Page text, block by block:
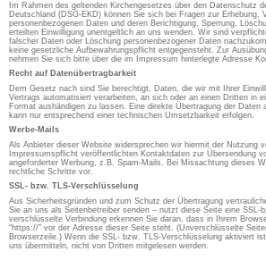
Im Rahmen des geltenden Kirchengesetzes über den Datenschutz
Deutschland (DSG-EKD) können Sie sich bei Fragen zur Erhebung,
personenbezogenen Daten und deren Berichtigung, Sperrung,
erteilten Einwilligung unentgeltlich an uns wenden. Wir sind
falscher Daten oder Löschung personenbezogener Daten
keine gesetzliche Aufbewahrungspflicht entgegensteht. Zur
nehmen Sie sich bitte über die im Impressum hinterlegte Adresse
Recht auf Datenübertragbarkeit
Dem Gesetz nach sind Sie berechtigt, Daten, die wir mit Ihrer
Vertrags automatisiert verarbeiten, an sich oder an einen Dritten in
Format aushändigen zu lassen. Eine direkte Übertragung der Daten
kann nur entsprechend einer technischen Umsetzbarkeit erfolgen.
Werbe-Mails
Als Anbieter dieser Website widersprechen wir hiermit der Nutzung
Impressumspflicht veröffentlichten Kontaktdaten zur Übersendung
angeforderter Werbung, z.B. Spam-Mails. Bei Missachtung dieses
rechtliche Schritte vor.
SSL- bzw. TLS-Verschlüsselung
Aus Sicherheitsgründen und zum Schutz der Übertragung
Sie an uns als Seitenbetreiber senden – nutzt diese Seite eine SSL-
verschlüsselte Verbindung erkennen Sie daran, dass in Ihrem
“https://” vor der Adresse dieser Seite steht. (Unverschlüsselte
Browserzeile.) Wenn die SSL- bzw. TLS-Verschlüsselung aktiviert
uns übermitteln, nicht von Dritten mitgelesen werden.